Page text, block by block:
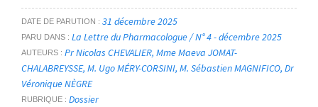
DATE DE PARUTION 31 décembre 2025
PARU DANS La Lettre du Pharmacologue / N° 4 - décembre 2025
AUTEURS Pr Nicolas CHEVALIER Mme Maeva JOMAT-
CHALABREYSSE M. Ugo MÉRY-CORSINI M. Sébastien MAGNIFICO Dr
Véronique NÈGRE
RUBRIQUE Dossier